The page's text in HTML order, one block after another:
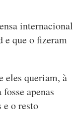
internacional
e que o fizeram
eles queriam, à
apenas
e o resto